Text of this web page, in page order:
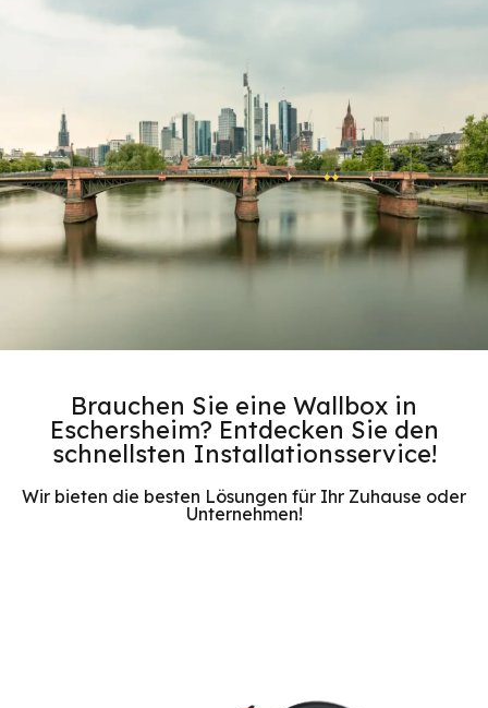
Brauchen Sie eine Wallbox in
Eschersheim? Entdecken Sie den
schnellsten Installationsservice!
Wir bieten die besten Lösungen für Ihr Zuhause oder
Unternehmen!